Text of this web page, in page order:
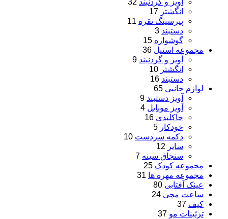
آویز و گردنبند 32
انگشتر 17
پیرسینگ نقره 11
دستبند 3
گوشواره 15
مجموعه استیل 36
آویز و گردنبند 9
انگشتر 10
دستبند 16
لوازم جانبی 65
آویز دستبند 9
آویز موبایل 4
جاکلیدی 16
خودکار 5
دکمه سردست 10
سایر 12
سنجاق سینه 7
مجموعه کودک 25
مجموعه مهره ها 31
عینک آفتابی 80
ساعت مچی 24
کیف 37
تزئینات مو 37